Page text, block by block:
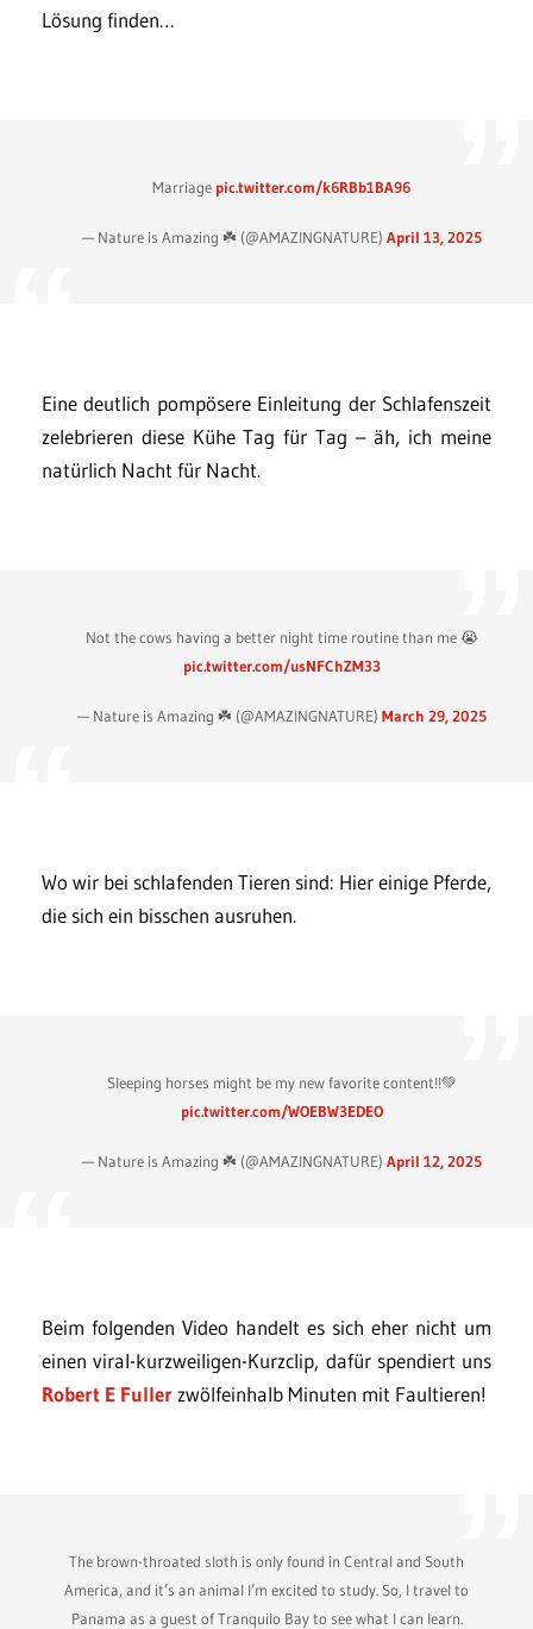
Lösung finden…
Marriage pic.twitter.com/k6RBb1BA96
— Nature is Amazing ☘️ (@AMAZlNGNATURE) April 13, 2025
Eine deutlich pompösere Einleitung der Schlafenszeit
zelebrieren diese Kühe Tag für Tag – äh, ich meine
natürlich Nacht für Nacht.
Not the cows having a better night time routine than me 😭
pic.twitter.com/usNFChZM33
— Nature is Amazing ☘️ (@AMAZlNGNATURE) March 29, 2025
Wo wir bei schlafenden Tieren sind: Hier einige Pferde,
die sich ein bisschen ausruhen.
Sleeping horses might be my new favorite content!!💚
pic.twitter.com/WOEBW3EDEO
— Nature is Amazing ☘️ (@AMAZlNGNATURE) April 12, 2025
Beim folgenden Video handelt es sich eher nicht um
einen viral-kurzweiligen-Kurzclip, dafür spendiert uns
Robert E Fullerzwölfeinhalb Minuten mit Faultieren!
The brown-throated sloth is only found in Central and South
America, and it’s an animal I’m excited to study. So, I travel to
Panama as a guest of Tranquilo Bay to see what I can learn.